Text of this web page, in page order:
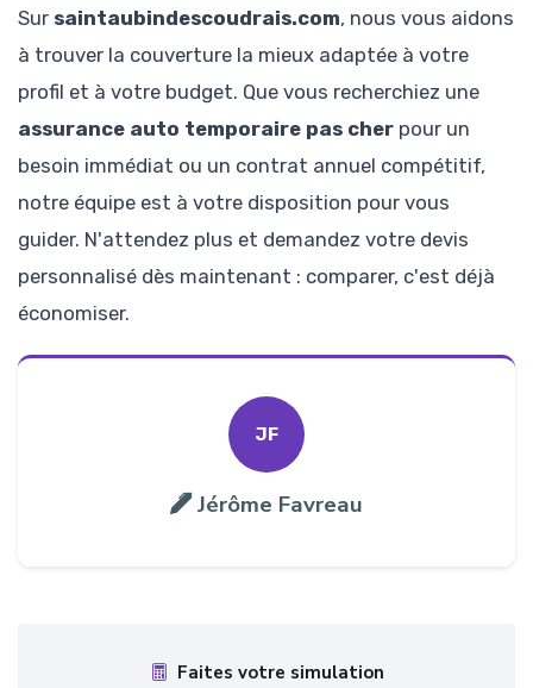
Sur saintaubindescoudrais.com, nous vous aidons
à trouver la couverture la mieux adaptée à votre
profil et à votre budget. Que vous recherchiez une
assurance auto temporaire pas cher pour un
besoin immédiat ou un contrat annuel compétitif,
notre équipe est à votre disposition pour vous
guider. N'attendez plus et demandez votre devis
personnalisé dès maintenant : comparer, c'est déjà
économiser.
JF
Jérôme Favreau
Faites votre simulation